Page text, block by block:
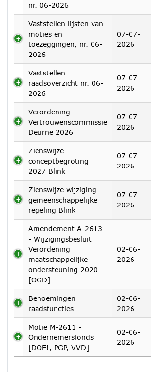
nr. 06-2026
Vaststellen lijsten van
moties en
toezeggingen, nr. 06-
2026
07-07-
2026
Vaststellen
raadsoverzicht nr. 06-
2026
07-07-
2026
Verordening
Vertrouwenscommissie
Deurne 2026
07-07-
2026
Zienswijze
conceptbegroting
2027 Blink
07-07-
2026
Zienswijze wijziging
gemeenschappelijke
regeling Blink
07-07-
2026
Amendement A-2613
- Wijzigingsbesluit
Verordening
maatschappelijke
ondersteuning 2020
[OGD]
02-06-
2026
Benoemingen
raadsfuncties
02-06-
2026
Motie M-2611 -
Ondernemersfonds
[DOE!, PGP, VVD]
02-06-
2026